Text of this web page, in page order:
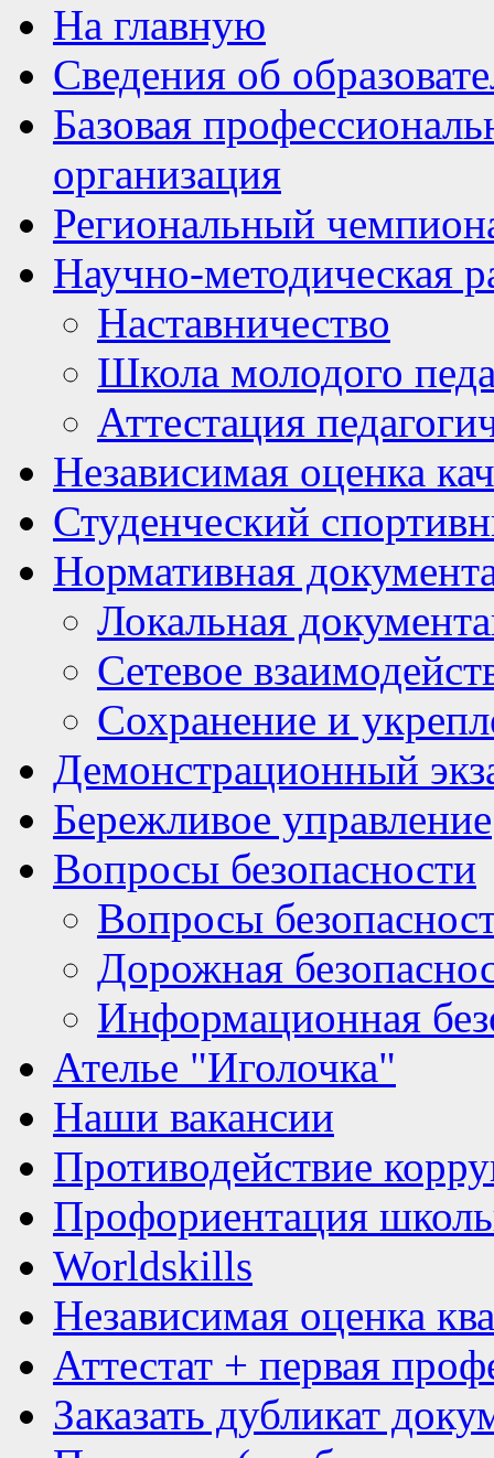
На главную
Сведения об
Базовая
организация
Региональный
Научно-методическая
Наставничество
Школа молодого
Аттестация
Независимая оценка
Студенческий
Нормативная
Локальная
Сетевое
Сохранение и
Демонстрационный
Бережливое управление
Вопросы безопасности
Вопросы
Дорожная
Информационная
Ателье "Иголочка"
Наши вакансии
Противодействие
Профориентация
Worldskills
Независимая оценка
Аттестат + первая
Заказать дубликат